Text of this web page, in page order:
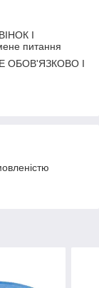
I
питання
ОБОВ'ЯЗКОВО I